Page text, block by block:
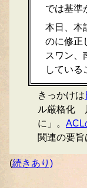
では基準
本日、本
のに修正
スワン、
している
きっかけは
ル厳格化
に」。 ACL
関連の要旨
(続きあり)